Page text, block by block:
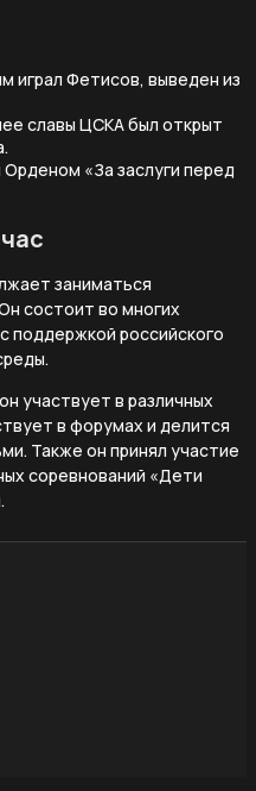
играл Фетисов, выведен из
славы ЦСКА был открыт
«За заслуги перед
заниматься
состоит во многих
поддержкой российского
участвует в различных
в форумах и делится
Также он принял участие
соревнований «Дети